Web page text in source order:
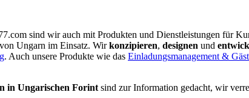
sind wir auch mit Produkten und Dienstleistungen für
Ungarn im Einsatz. Wirkonzipieren, designen und
. Auch unsere Produkte wie das Einladungsmanagement &
in Ungarischen Forint sind zur Information gedacht, wir